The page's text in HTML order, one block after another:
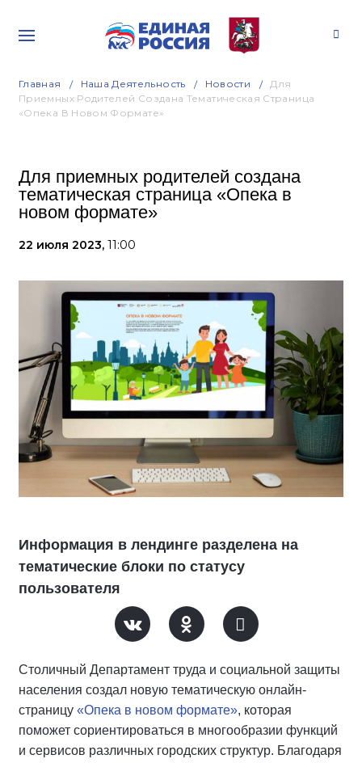
Главная Наша Деятельность Новости
Для
Приемных Родителей Создана Тематическая Страница
«Опека В Новом Формате»
Для приемных родителей создана
тематическая страница «Опека в
новом формате»
22 июля 2023, 11:00
Информация в лендинге разделена на
тематические блоки по статусу
пользователя
Столичный Департамент труда и социальной защиты
населения создал новую тематическую онлайн-
страницу «Опека в новом формате», которая
поможет сориентироваться в многообразии функций
и сервисов различных городских структур. Благодаря